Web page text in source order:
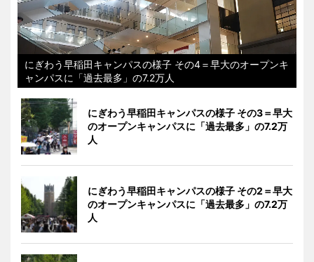
にぎわう早稲田キャンパスの様子 その4＝早大のオープンキ
ャンパスに「過去最多」の7.2万人
にぎわう早稲田キャンパスの様子 その3＝早大
のオープンキャンパスに「過去最多」の7.2万
人
にぎわう早稲田キャンパスの様子 その2＝早大
のオープンキャンパスに「過去最多」の7.2万
人